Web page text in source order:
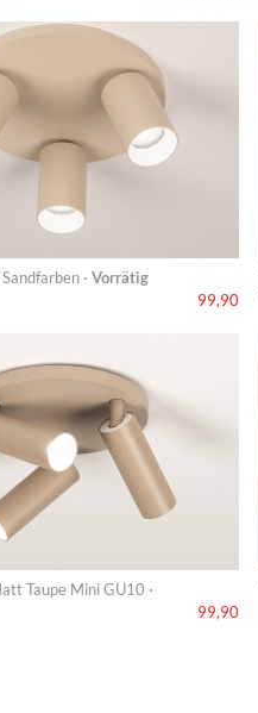
· Vorrätig
99,90
Taupe Mini GU10 ·
99,90